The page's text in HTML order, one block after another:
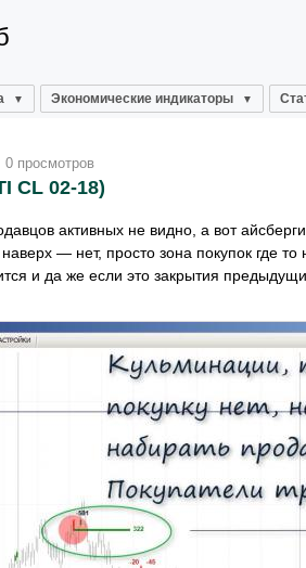
Экономические индикаторы
0 просмотров
CL 02-18)
активных не видно, а вот
— нет, просто зона покупок где
и да же если это закрытия